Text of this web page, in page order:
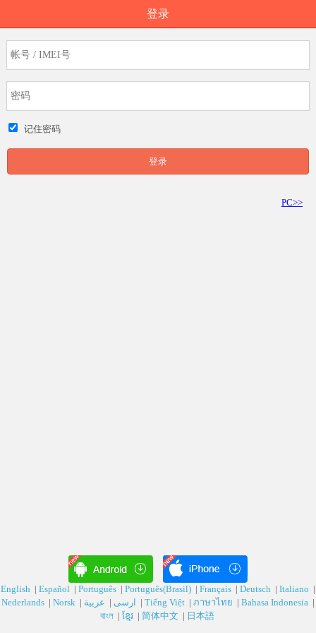
登录
记住密码
登录
PC>>
English | Español | Português | Português(Brasil) | Français | Deutsch‎ | Italiano |
Nederlands | Norsk | | | Tiếng Việt | ภาษาไทย | Bahasa Indonesia |
বাংল | ខ្មែរ | 简体中文 | 日本語